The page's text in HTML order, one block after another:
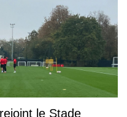
le Stade